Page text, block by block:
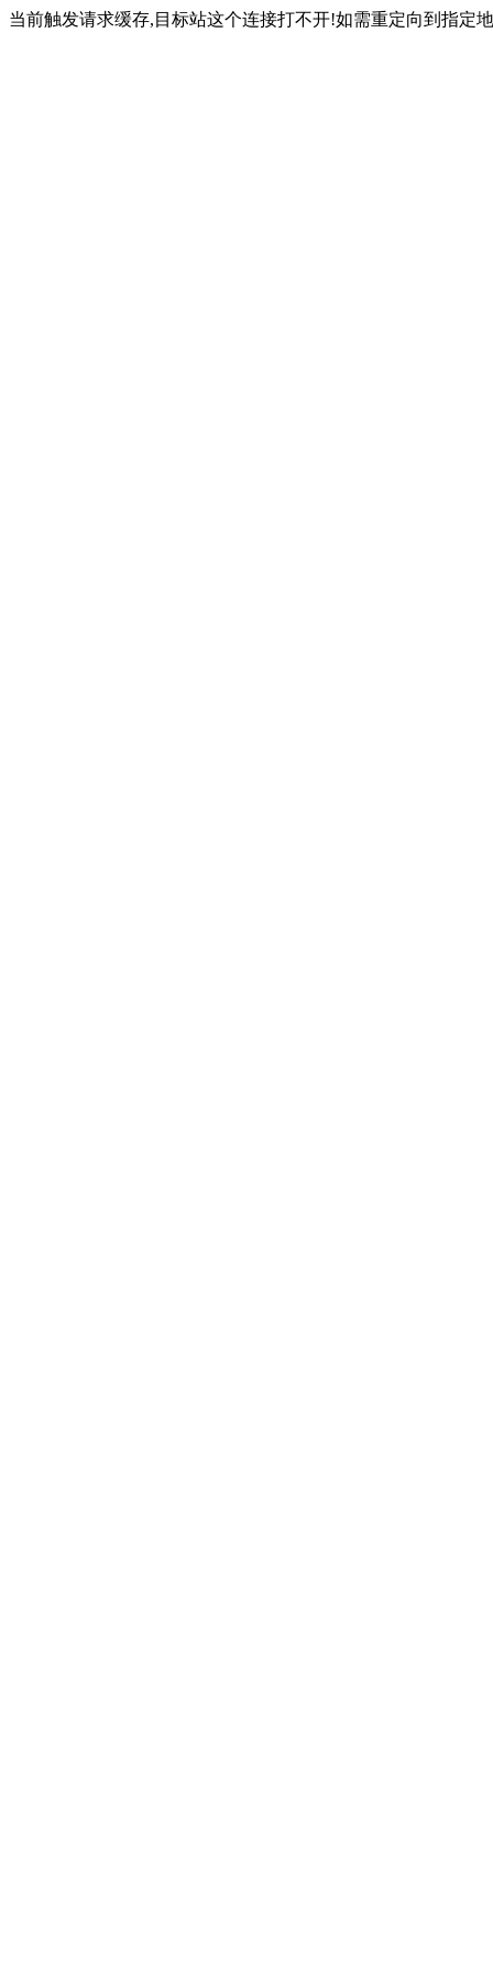
当前触发请求缓存,目标站这个连接打不开!如需重定向到指定